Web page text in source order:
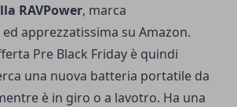
RAVPower, marca
apprezzatissima su Amazon.
Pre Black Friday è quindi
una nuova batteria portatile da
è in giro o a lavotro. Ha una